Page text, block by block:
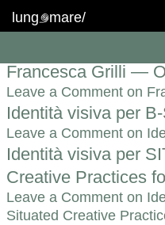
lung mare/
Topic:Appartenenza
Alpine
on
Francesca Grilli —
Leave a Commenton
Identità visiva per
Leave a Commenton
Identità visiva per
Creative Practices
Leave a Commenton
Situated Creative